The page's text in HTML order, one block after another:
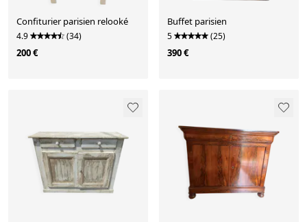
Confiturier parisien relooké
4.9 (34)
200 €
Buffet parisien
5 (25)
390 €